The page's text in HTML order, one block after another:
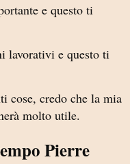
e questo ti
lavorativi e questo ti
cose, credo che la mia
molto utile.
Pierre